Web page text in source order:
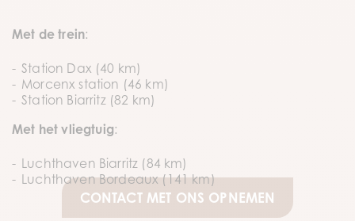
Met de trein:
Station Dax (40 km)
Morcenx station (46 km)
Station Biarritz (82 km)
Met het vliegtuig:
Luchthaven Biarritz (84 km)
Luchthaven Bordeaux (141 km)
CONTACT MET ONS OPNEMEN